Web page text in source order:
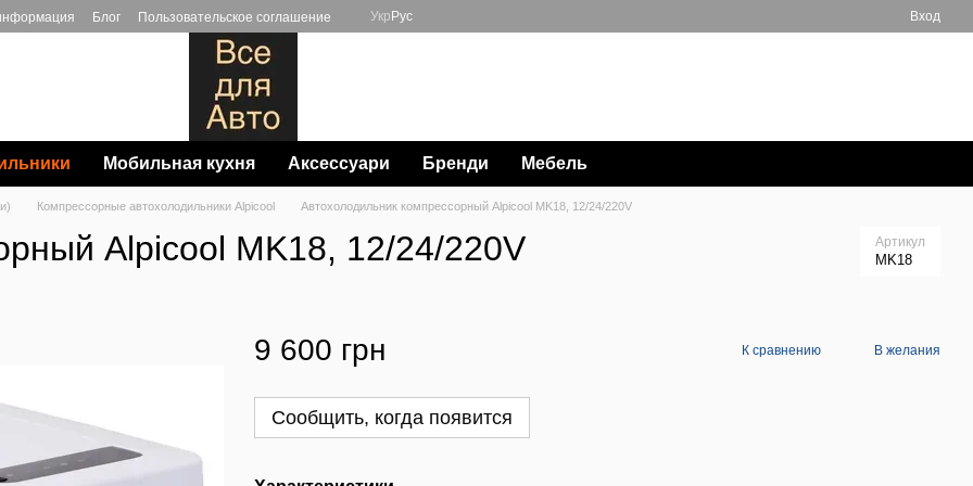
Блог Пользовательское соглашение Укр Рус Вход
Мобильная кухня Аксессуари Бренди Мебель
Компрессорные автохолодильники Alpicool Автохолодильник компрессорный Alpicool MK18, 12/24/220V
Alpicool MK18, 12/24/220V Артикул
MK18
9 600 грн К сравнению В желания
Сообщить, когда появится